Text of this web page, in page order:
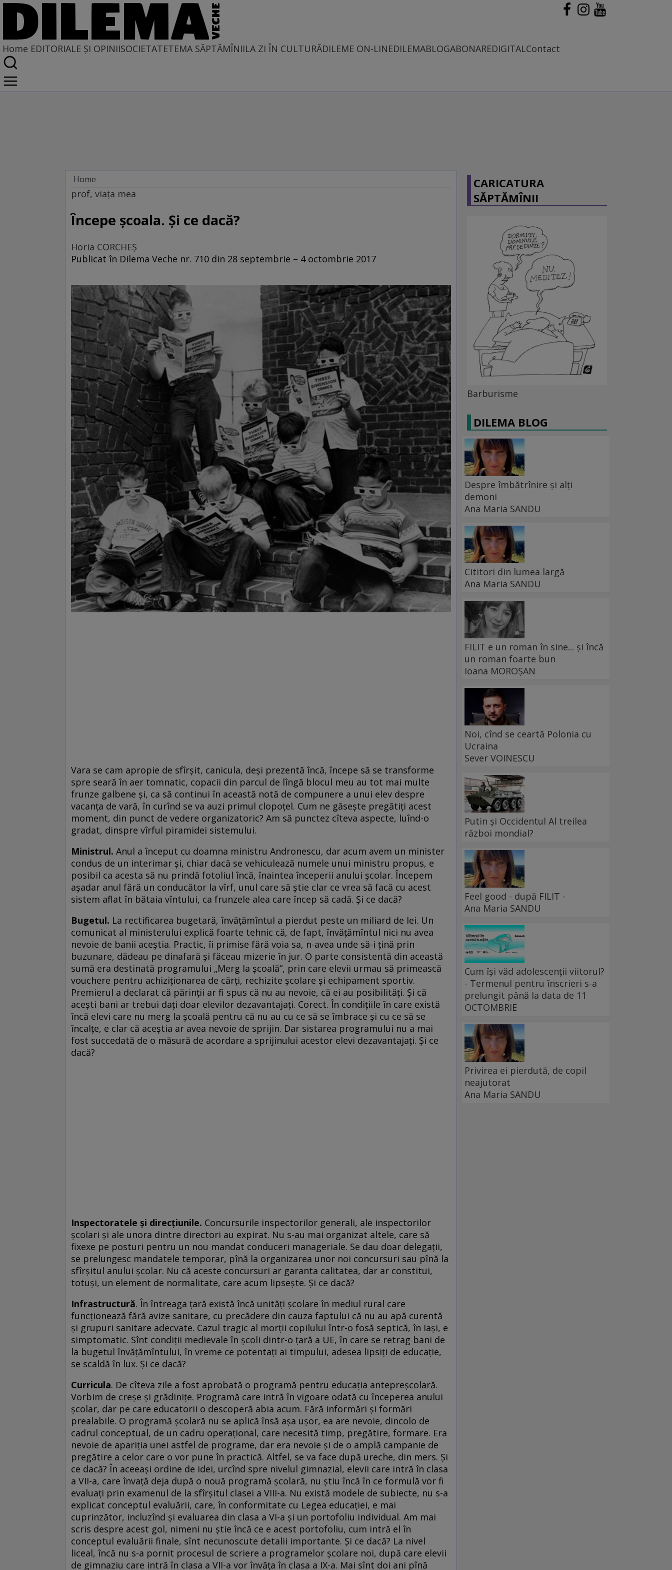
Home EDITORIALE ȘI OPINIISOCIETATETEMA SĂPTĂMÎNIILA ZI ÎN CULTURĂDILEME ON-LINEDILEMABLOGABONAREDIGITALContact
Home
EDITORIALE ȘI OPINII
TÎLC SHOW
prof, viața mea
Începe școala. Și ce dacă?
Horia CORCHEŞ
Publicat în Dilema Veche nr. 710 din 28 septembrie – 4 octombrie 2017
Vara se cam apropie de sfîrșit, canicula, deși prezentă încă, începe să se transforme
spre seară în aer tomnatic, copacii din parcul de lîngă blocul meu au tot mai multe
frunze galbene și, ca să continui în această notă de compunere a unui elev despre
vacanța de vară, în curînd se va auzi primul clopoțel. Cum ne găsește pregătiți acest
moment, din punct de vedere organizatoric? Am să punctez cîteva aspecte, luînd-o
gradat, dinspre vîrful piramidei sistemului.
Ministrul. Anul a început cu doamna ministru Andronescu, dar acum avem un minister
condus de un interimar și, chiar dacă se vehiculează numele unui ministru propus, e
posibil ca acesta să nu prindă fotoliul încă, înaintea începerii anului școlar. Începem
așadar anul fără un conducător la vîrf, unul care să știe clar ce vrea să facă cu acest
sistem aflat în bătaia vîntului, ca frunzele alea care încep să cadă. Și ce dacă?
Bugetul. La rectificarea bugetară, învățămîntul a pierdut peste un miliard de lei. Un
comunicat al ministerului explică foarte tehnic că, de fapt, învățămîntul nici nu avea
nevoie de banii aceștia. Practic, îi primise fără voia sa, n-avea unde să-i țină prin
buzunare, dădeau pe dinafară și făceau mizerie în jur. O parte consistentă din această
sumă era destinată programului „Merg la școală“, prin care elevii urmau să primească
vouchere pentru achiziționarea de cărți, rechizite școlare și echipament sportiv.
Premierul a declarat că părinții ar fi spus că nu au nevoie, că ei au posibilități. Și că
acești bani ar trebui dați doar elevilor dezavantajați. Corect. În condițiile în care există
încă elevi care nu merg la școală pentru că nu au cu ce să se îmbrace și cu ce să se
încalțe, e clar că aceștia ar avea nevoie de sprijin. Dar sistarea programului nu a mai
fost succedată de o măsură de acordare a sprijinului acestor elevi dezavantajați. Și ce
dacă?
Inspectoratele și direcțiunile. Concursurile inspectorilor generali, ale inspectorilor
școlari și ale unora dintre directori au expirat. Nu s-au mai organizat altele, care să
fixexe pe posturi pentru un nou mandat conduceri manageriale. Se dau doar delegații,
se prelungesc mandatele temporar, pînă la organizarea unor noi concursuri sau pînă la
sfîrșitul anului școlar. Nu că aceste concursuri ar garanta calitatea, dar ar constitui,
totuși, un element de normalitate, care acum lipsește. Și ce dacă?
Infrastructură. În întreaga țară există încă unități școlare în mediul rural care
funcționează fără avize sanitare, cu precădere din cauza faptului că nu au apă curentă
și grupuri sanitare adecvate. Cazul tragic al morții copilului într-o fosă septică, în Iași, e
simptomatic. Sînt condiții medievale în școli dintr-o țară a UE, în care se retrag bani de
la bugetul învățămîntului, în vreme ce potentați ai timpului, adesea lipsiți de educație,
se scaldă în lux. Și ce dacă?
Curricula. De cîteva zile a fost aprobată o programă pentru educația antepreșcolară.
Vorbim de creșe și grădinițe. Programă care intră în vigoare odată cu începerea anului
școlar, dar pe care educatorii o descoperă abia acum. Fără informări și formări
prealabile. O programă școlară nu se aplică însă așa ușor, ea are nevoie, dincolo de
cadrul conceptual, de un cadru operațional, care necesită timp, pregătire, formare. Era
nevoie de apariția unei astfel de programe, dar era nevoie și de o amplă campanie de
pregătire a celor care o vor pune în practică. Altfel, se va face după ureche, din mers. Și
ce dacă? În aceeași ordine de idei, urcînd spre nivelul gimnazial, elevii care intră în clasa
a VII-a, care învață deja după o nouă programă școlară, nu știu încă în ce formulă vor fi
evaluați prin examenul de la sfîrșitul clasei a VIII-a. Nu există modele de subiecte, nu s-a
explicat conceptul evaluării, care, în conformitate cu Legea educației, e mai
cuprinzător, incluzînd și evaluarea din clasa a VI-a și un portofoliu individual. Am mai
scris despre acest gol, nimeni nu știe încă ce e acest portofoliu, cum intră el în
conceptul evaluării finale, sînt necunoscute detalii importante. Și ce dacă? La nivel
liceal, încă nu s-a pornit procesul de scriere a programelor școlare noi, după care elevii
de gimnaziu care intră în clasa a VII-a vor învăța în clasa a IX-a. Mai sînt doi ani pînă
CARICATURA
SĂPTĂMÎNII
Barburisme
DILEMA BLOG
Despre îmbătrînire și alți
demoni
Ana Maria SANDU
Cititori din lumea largă
Ana Maria SANDU
FILIT e un roman în sine... și încă
un roman foarte bun
Ioana MOROȘAN
Noi, cînd se ceartă Polonia cu
Ucraina
Sever VOINESCU
Putin și Occidentul Al treilea
război mondial?
Feel good - după FILIT -
Ana Maria SANDU
Cum își văd adolescenții viitorul?
- Termenul pentru înscrieri s-a
prelungit până la data de 11
OCTOMBRIE
Privirea ei pierdută, de copil
neajutorat
Ana Maria SANDU